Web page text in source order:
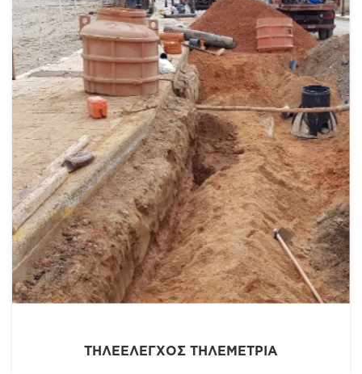
ΤΗΛΕΈΛΕΓΧΟΣ ΤΗΛΕΜΕΤΡΊΑ